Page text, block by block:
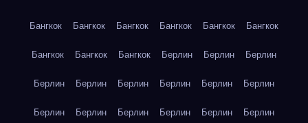
Бангкок Бангкок Бангкок Бангкок Бангкок Бангкок
Бангкок Бангкок Бангкок Берлин Берлин Берлин
Берлин Берлин Берлин Берлин Берлин Берлин
Берлин Берлин Берлин Берлин Берлин Берлин